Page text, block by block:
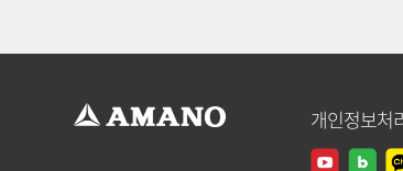
개인정보처